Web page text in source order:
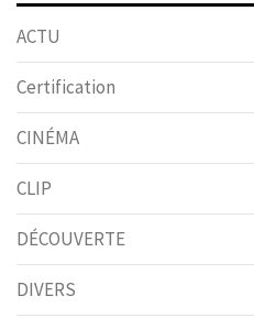
ACTU
Certification
CINÉMA
CLIP
DÉCOUVERTE
DIVERS